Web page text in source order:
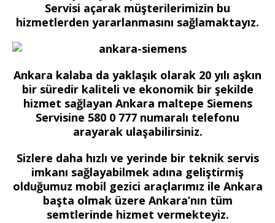
Servisi açarak müşterilerimizin bu
hizmetlerden yararlanmasını sağlamaktayız.
Ankara kalaba da yaklaşık olarak 20 yılı aşkın
bir süredir kaliteli ve ekonomik bir şekilde
hizmet sağlayan Ankara maltepe Siemens
Servisine 580 0 777 numaralı telefonu
arayarak ulaşabilirsiniz.
Sizlere daha hızlı ve yerinde bir teknik servis
imkanı sağlayabilmek adına geliştirmiş
olduğumuz mobil gezici araçlarımız ile Ankara
başta olmak üzere Ankara’nın tüm
semtlerinde hizmet vermekteyiz.